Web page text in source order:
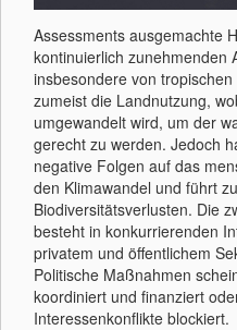
Assessments ausgemachte
kontinuierlich zunehmenden
insbesondere von
zumeist die Landnutzung,
umgewandelt wird, um der
gerecht zu werden. Jedoch
negative Folgen auf das
den Klimawandel und führt
Biodiversitätsverlusten. Die
besteht in konkurrierenden
privatem und öffentlichem
Politische Maßnahmen
koordiniert und finanziert
Interessenkonflikte blockiert.